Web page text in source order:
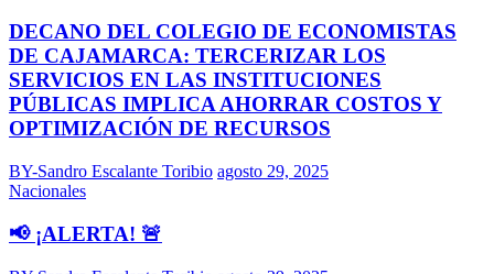
DECANO DEL COLEGIO DE ECONOMISTAS
DE CAJAMARCA: TERCERIZAR LOS
SERVICIOS EN LAS INSTITUCIONES
PÚBLICAS IMPLICA AHORRAR COSTOS Y
OPTIMIZACIÓN DE RECURSOS
BY-Sandro Escalante Toribio agosto 29, 2025
Nacionales
📢 ¡ALERTA! 🚨